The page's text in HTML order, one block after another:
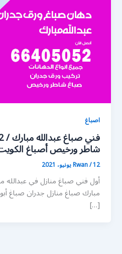
اصباغ
شاطر ورخيص أصباغ
Rwan/12 يونيو، 2021
أول فني صباغ منازل في عبدالله
مبارك صباغ منازل جدران صباغ
[…]